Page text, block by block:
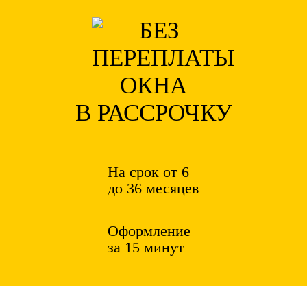
ОКНА
В РАССРОЧКУ
На срок от 6
до 36 месяцев
Оформление
за 15 минут